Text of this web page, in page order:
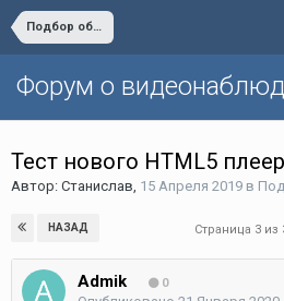
Подбор оборудования
Форум о
Тест нового HTML5
Автор: Станислав, 15 Апреля 2019 в
НАЗАД Страница 3 из
Admik 0